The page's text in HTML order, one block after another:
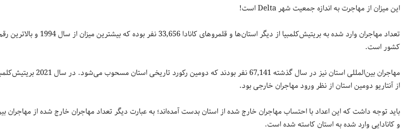
این میزان از مهاجرت به اندازه جمعیت شهر Delta است!
تعداد مهاجران وارد شده به بریتیش‌کلمبیا از دیگر استان‌ها و قلمروهای کانادا 33,656
کشور است.
مهاجران بین‌المللی استان نیز در سال گذشته 67,141 نفر بودند که دومین رکورد
از آنتاریو دومین استان از نظر ورود مهاجران خارجی بود.
باید توجه داشت که این اعداد با احتساب مهاجران خارج شده از استان بدست آمده‌اند؛ به عبارت دیگر تعداد مهاجران خارج شده از مهاجران
و کانادایی وارد شده به استان کاسته شده است.